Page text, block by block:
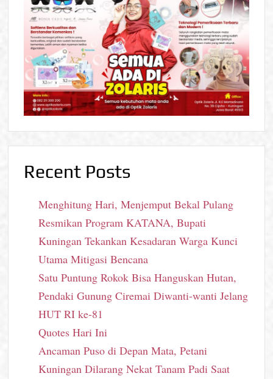
Recent Posts
Menghitung Hari, Menjemput Bekal Pulang
Resmikan Program KATANA, Bupati
Kuningan Tekankan Kesadaran Warga Kunci
Utama Mitigasi Bencana
Satu Puntung Rokok Bisa Hanguskan Hutan,
Pendaki Gunung Ciremai Diwanti-wanti Jelang
HUT RI ke-81
Quotes Hari Ini
Ancaman Puso di Depan Mata, Petani
Kuningan Dilarang Nekat Tanam Padi Saat